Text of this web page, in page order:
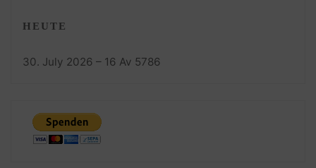
HEUTE
30. July 2026 – 16 Av 5786